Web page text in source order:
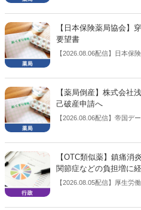
3.3％へ大きく低下した。
【日本保険薬局協会】
要望書
【2026.08.06配信】日本保
「穿刺血を用いる検査薬の
【薬局倒産】株式会社
己破産申請へ
【2026.08.06配信】帝国デ
川薬品（長野市）は7月31
【OTC類似薬】鎮痛消
関節症などの負担増に
【2026.08.05配信】厚生労
保険給付の見直しの実施に